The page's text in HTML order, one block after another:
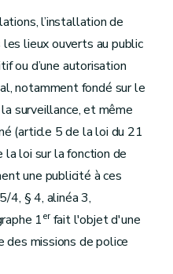
l’installation de
lieux ouverts au public
ou d’une autorisation
notamment fondé sur le
surveillance, et même
(article 5 de la loi du 21
loi sur la fonction de
une publicité à ces
4, § 4, alinéa 3,
1erfait l'objet d'une
des missions de police